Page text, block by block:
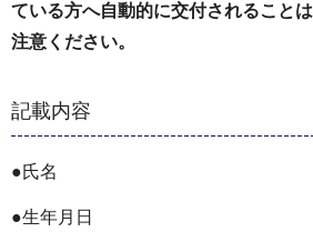
ている方へ自動的に交付されること
注意ください。
記載内容
●氏名
●生年月日